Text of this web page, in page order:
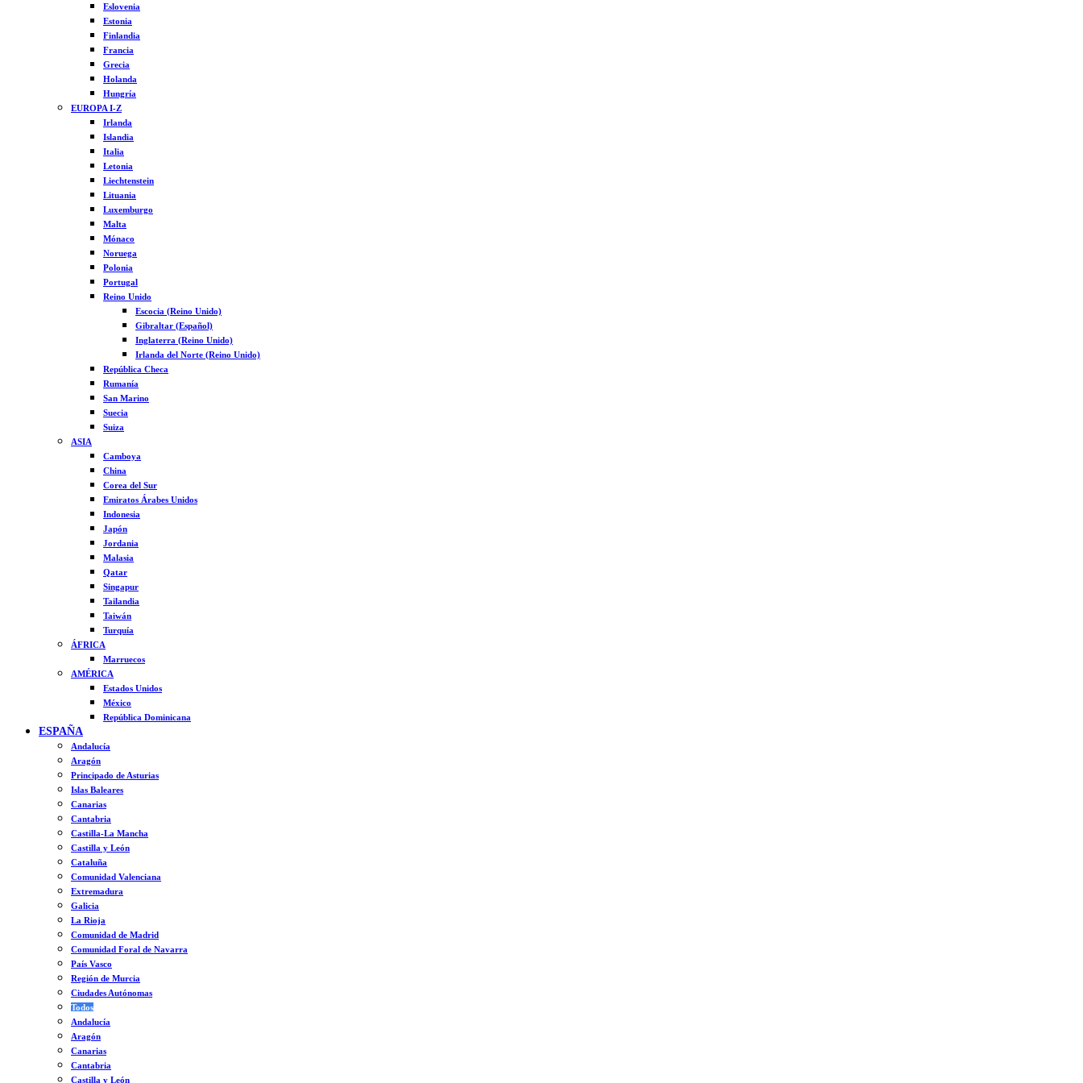
Eslovenia
Estonia
Finlandia
Francia
Grecia
Holanda
Hungría
EUROPA I-Z
Irlanda
Islandia
Italia
Letonia
Liechtenstein
Lituania
Luxemburgo
Malta
Mónaco
Noruega
Polonia
Portugal
Reino Unido
Escocia (Reino Unido)
Gibraltar (Español)
Inglaterra (Reino Unido)
Irlanda del Norte (Reino Unido)
República Checa
Rumanía
San Marino
Suecia
Suiza
ASIA
Camboya
China
Corea del Sur
Emiratos Árabes Unidos
Indonesia
Japón
Jordania
Malasia
Qatar
Singapur
Tailandia
Taiwán
Turquía
ÁFRICA
Marruecos
AMÉRICA
Estados Unidos
México
República Dominicana
ESPAÑA
Andalucía
Aragón
Principado de Asturias
Islas Baleares
Canarias
Cantabria
Castilla-La Mancha
Castilla y León
Cataluña
Comunidad Valenciana
Extremadura
Galicia
La Rioja
Comunidad de Madrid
Comunidad Foral de Navarra
País Vasco
Región de Murcia
Ciudades Autónomas
Todos
Andalucía
Aragón
Canarias
Cantabria
Castilla y León